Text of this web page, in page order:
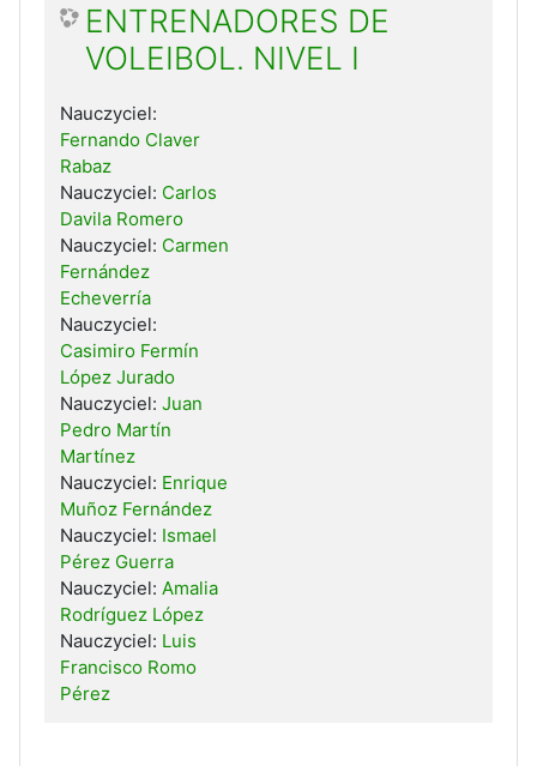
ENTRENADORES DE
VOLEIBOL. NIVEL I
Nauczyciel:
Fernando Claver
Rabaz
Nauczyciel: Carlos
Davila Romero
Nauczyciel: Carmen
Fernández
Echeverría
Nauczyciel:
Casimiro Fermín
López Jurado
Nauczyciel: Juan
Pedro Martín
Martínez
Nauczyciel: Enrique
Muñoz Fernández
Nauczyciel: Ismael
Pérez Guerra
Nauczyciel: Amalia
Rodríguez López
Nauczyciel: Luis
Francisco Romo
Pérez